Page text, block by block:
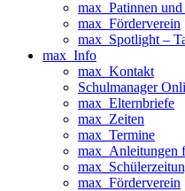
max_Patinnen und
max_Förderverein
max_Spotlight –
max_Info
max_Kontakt
Schulmanager
max_Elternbriefe
max_Zeiten
max_Termine
max_Anleitungen
max_Förderverein